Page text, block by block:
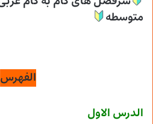
متوسطه
الفهرس
الدرس الاول